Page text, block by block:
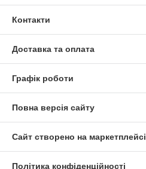
Контакти
Доставка та оплата
Графік роботи
Повна версія сайту
Сайт створено на маркетплейсі
Політика конфіденційності